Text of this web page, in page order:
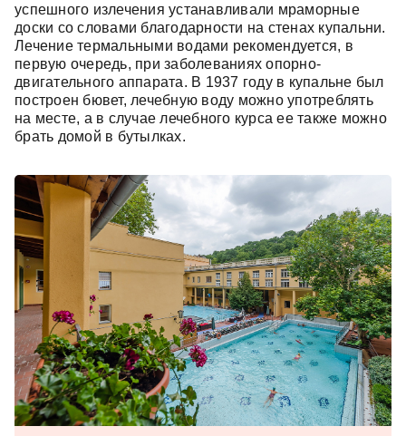
успешного излечения устанавливали мраморные
доски со словами благодарности на стенах купальни.
Лечение термальными водами рекомендуется, в
первую очередь, при заболеваниях опорно-
двигательного аппарата. В 1937 году в купальне был
построен бювет, лечебную воду можно употреблять
на месте, а в случае лечебного курса ее также можно
брать домой в бутылках.